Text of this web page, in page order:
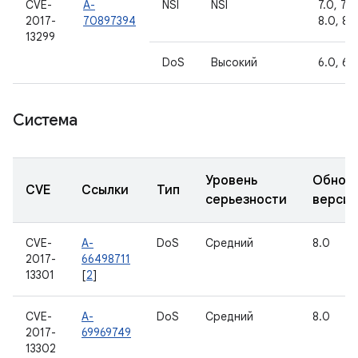
CVE-
2017-
13299
A-
70897394
NSI NSI
7.0,
8.0, 8.1
DoS Высокий 6.0,
Система
CVE Ссылки Тип
Уровень
серьезности
CVE-
2017-
13301
A-
66498711
[2]
DoS Средний 8.0
CVE-
2017-
13302
A-
69969749
DoS Средний 8.0